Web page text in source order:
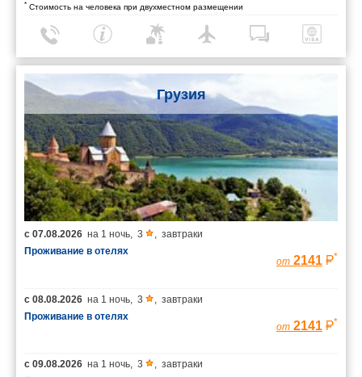
* Стоимость на человека при двухместном размещении
Грузия
с 07.08.2026 на 1 ночь, 3 , завтраки
Проживание в отелях
от 2141 *
с 08.08.2026 на 1 ночь, 3 , завтраки
Проживание в отелях
от 2141 *
с 09.08.2026 на 1 ночь, 3 , завтраки